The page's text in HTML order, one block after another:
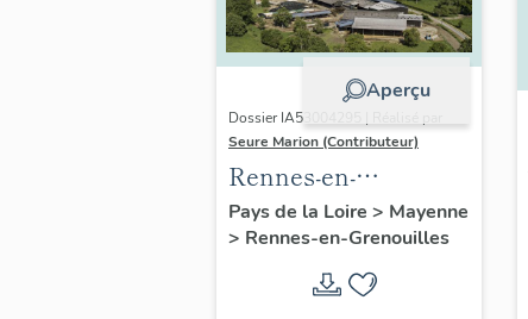
Aperçu
Dossier IA53004295 | Réalisé par
Seure Marion (Contributeur)
Rennes-en-
Grenouilles :
présentation de la
commune
Pays de la Loire > Mayenne
> Rennes-en-Grenouilles